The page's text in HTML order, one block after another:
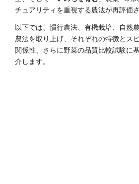
チュアリティを重視する農法が再評価
以下では、慣行農法、有機栽培、自然
農法を取り上げ、それぞれの特徴とス
関係性、さらに野菜の品質比較試験に
介します。